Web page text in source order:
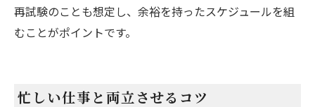
再試験のことも想定し、余裕を持ったスケジュールを組
むことがポイントです。
忙しい仕事と両立させるコツ